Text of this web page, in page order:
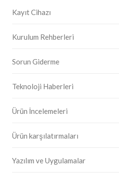
Kayıt Cihazı
Kurulum Rehberleri
Sorun Giderme
Teknoloji Haberleri
Ürün İncelemeleri
Ürün karşılatırmaları
Yazılım ve Uygulamalar